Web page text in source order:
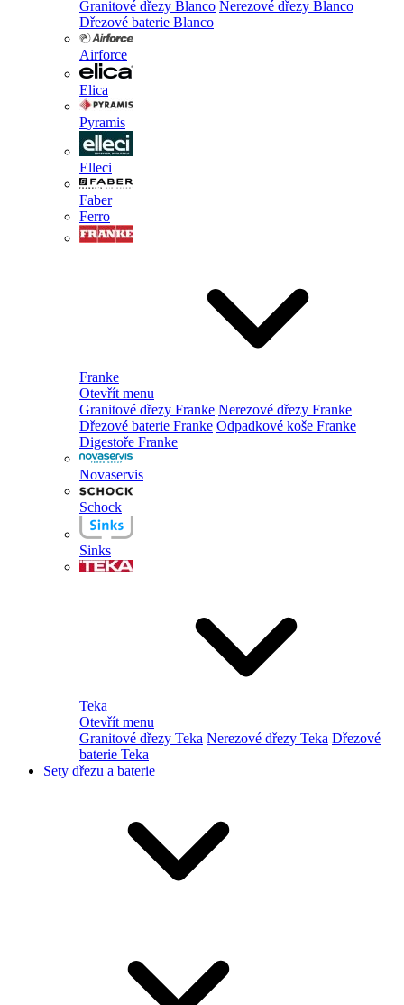
Granitové dřezy Blanco Nerezové dřezy Blanco
Dřezové baterie Blanco
Airforce
Elica
Pyramis
Elleci
Faber
Ferro
Franke
Otevřít menu
Granitové dřezy Franke Nerezové dřezy Franke
Dřezové baterie Franke Odpadkové koše Franke
Digestoře Franke
Novaservis
Schock
Sinks
Teka
Otevřít menu
Granitové dřezy Teka Nerezové dřezy Teka Dřezové
baterie Teka
Sety dřezu a baterie